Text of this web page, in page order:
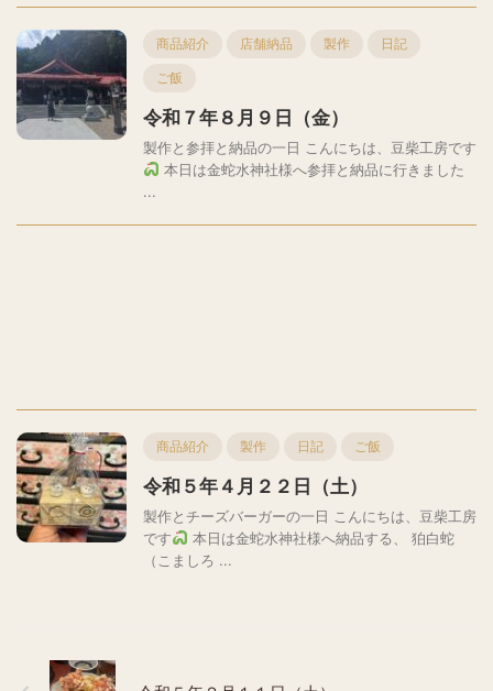
商品紹介 店舗納品 製作 日記
ご飯
令和７年８月９日（金）
製作と参拝と納品の一日 こんにちは、豆柴工房です
本日は金蛇水神社様へ参拝と納品に行きました
...
商品紹介 製作 日記 ご飯
令和５年４月２２日（土）
製作とチーズバーガーの一日 こんにちは、豆柴工房
です
本日は金蛇水神社様へ納品する、 狛白蛇
（こましろ ...